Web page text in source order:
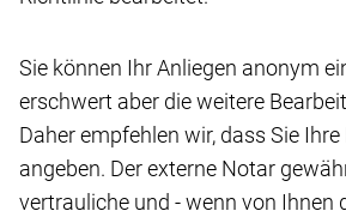
Sie können Ihr Anliegen anonym
erschwert aber die weitere
Daher empfehlen wir, dass Sie
angeben. Der externe Notar
vertrauliche und - wenn von Ihnen